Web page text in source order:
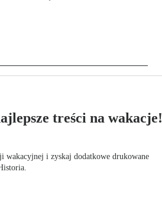
treści na wakacje!
wakacyjnej i zyskaj dodatkowe drukowane